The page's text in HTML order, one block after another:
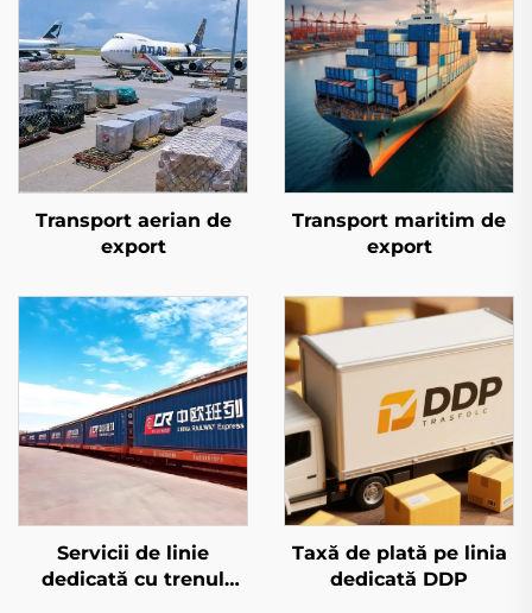
Transport aerian de
export
Transport maritim de
export
Servicii de linie
dedicată cu trenul
Taxă de plată pe linia
dedicată DDP